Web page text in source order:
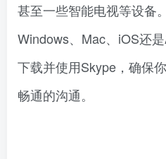
甚至一些智能电视等设备
Windows、Mac、iOS还
下载并使用Skype，确保
畅通的沟通。